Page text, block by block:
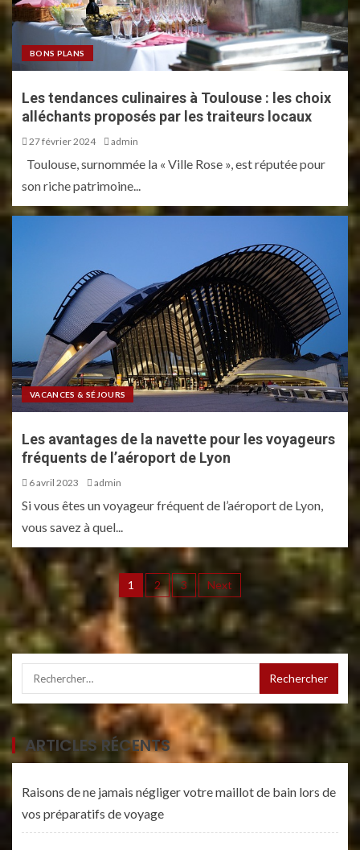
BONS PLANS
Les tendances culinaires à Toulouse : les choix
alléchants proposés par les traiteurs locaux
27 février 2024 admin
Toulouse, surnommée la « Ville Rose », est réputée pour
son riche patrimoine...
VACANCES & SÉJOURS
Les avantages de la navette pour les voyageurs
fréquents de l’aéroport de Lyon
6 avril 2023 admin
Si vous êtes un voyageur fréquent de l’aéroport de Lyon,
vous savez à quel...
1 2 3 Next
ARTICLES RÉCENTS
Raisons de ne jamais négliger votre maillot de bain lors de
vos préparatifs de voyage